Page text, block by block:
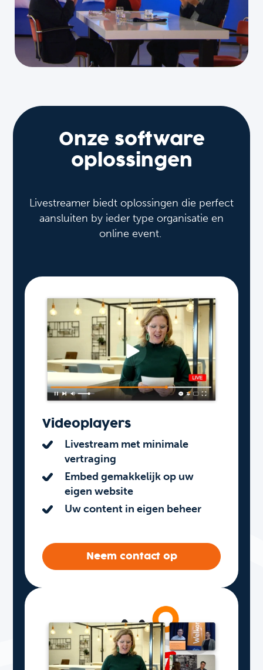
Onze software
oplossingen
Livestreamer biedt oplossingen die perfect
aansluiten by ieder type organisatie en
online event.
Videoplayers
Livestream met minimale
vertraging
Embed gemakkelijk op uw
eigen website
Uw content in eigen beheer
Neem contact op